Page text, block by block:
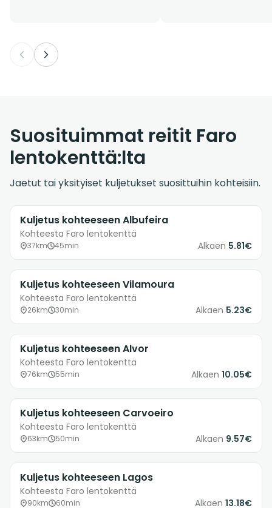
Suosituimmat reitit Faro
lentokenttä:lta
Jaetut tai yksityiset kuljetukset suosittuihin kohteisiin.
Kuljetus kohteeseen Albufeira
Kohteesta Faro lentokenttä
37km 45min Alkaen 5.81€
Kuljetus kohteeseen Vilamoura
Kohteesta Faro lentokenttä
26km 30min Alkaen 5.23€
Kuljetus kohteeseen Alvor
Kohteesta Faro lentokenttä
76km 55min Alkaen 10.05€
Kuljetus kohteeseen Carvoeiro
Kohteesta Faro lentokenttä
63km 50min Alkaen 9.57€
Kuljetus kohteeseen Lagos
Kohteesta Faro lentokenttä
90km 60min Alkaen 13.18€